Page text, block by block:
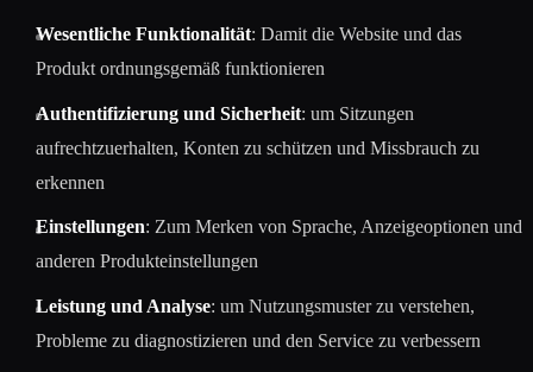
Wesentliche Funktionalität: Damit die Website und das
Produkt ordnungsgemäß funktionieren
Authentifizierung und Sicherheit: um Sitzungen
aufrechtzuerhalten, Konten zu schützen und Missbrauch zu
erkennen
Einstellungen: Zum Merken von Sprache, Anzeigeoptionen und
anderen Produkteinstellungen
Leistung und Analyse: um Nutzungsmuster zu verstehen,
Probleme zu diagnostizieren und den Service zu verbessern